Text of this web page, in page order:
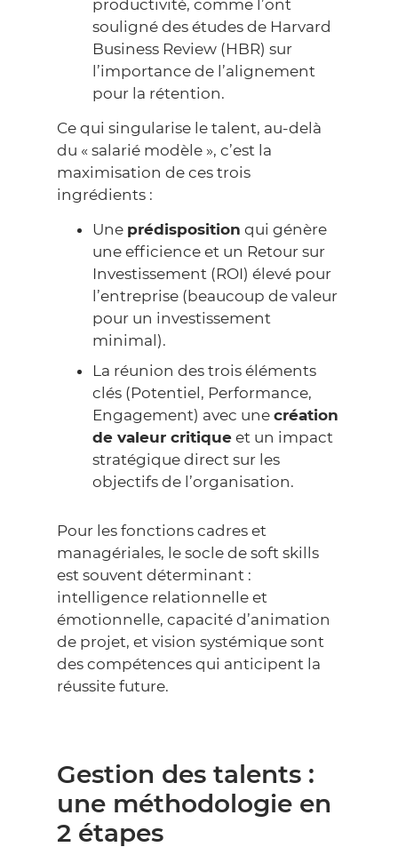
productivité, comme l’ont
souligné des études de Harvard
Business Review (HBR) sur
l’importance de l’alignement
pour la rétention.
Ce qui singularise le talent, au-delà
du « salarié modèle », c’est la
maximisation de ces trois
ingrédients :
Une prédisposition qui génère
une efficience et un Retour sur
Investissement (ROI) élevé pour
l’entreprise (beaucoup de valeur
pour un investissement
minimal).
La réunion des trois éléments
clés (Potentiel, Performance,
Engagement) avec une création
de valeur critique et un impact
stratégique direct sur les
objectifs de l’organisation.
Pour les fonctions cadres et
managériales, le socle de soft skills
est souvent déterminant :
intelligence relationnelle et
émotionnelle, capacité d’animation
de projet, et vision systémique sont
des compétences qui anticipent la
réussite future.
Gestion des talents :
une méthodologie en
2 étapes